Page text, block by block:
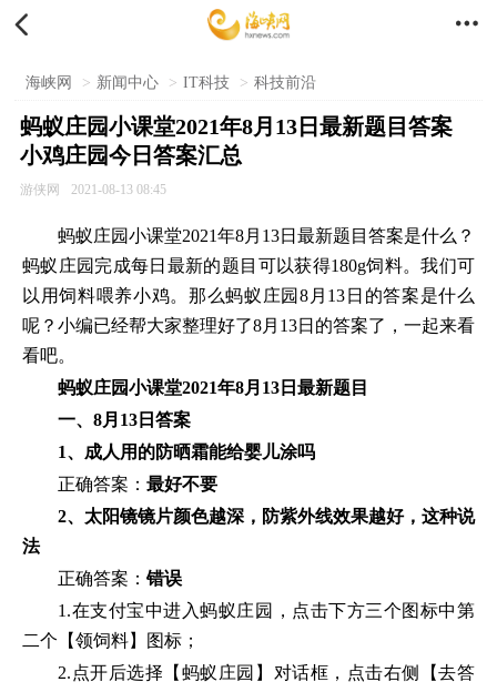
 
海峡网 > 新闻中心 > IT科技 > 科技前沿
蚂蚁庄园小课堂2021年8月13日最新题目答案
小鸡庄园今日答案汇总
游侠网 2021-08-13 08:45
蚂蚁庄园小课堂2021年8月13日最新题目答案是什么？
蚂蚁庄园完成每日最新的题目可以获得180g饲料。我们可
以用饲料喂养小鸡。那么蚂蚁庄园8月13日的答案是什么
呢？小编已经帮大家整理好了8月13日的答案了，一起来看
看吧。
蚂蚁庄园小课堂2021年8月13日最新题目
一、8月13日答案
1、成人用的防晒霜能给婴儿涂吗
正确答案： 最好不要
2、太阳镜镜片颜色越深，防紫外线效果越好，这种说
法
正确答案： 错误
1.在支付宝中进入蚂蚁庄园，点击下方三个图标中第
二个【领饲料】图标；
2.点开后选择【蚂蚁庄园】对话框，点击右侧【去答